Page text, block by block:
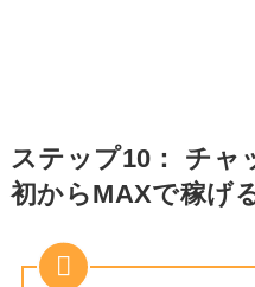
ステップ10： チャ
初からMAXで稼げ